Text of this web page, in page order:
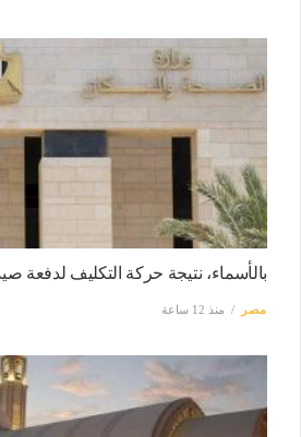
بالأسماء، نتيجة حركة التكليف لدفعة صيدلة
مصر منذ 12 ساعة